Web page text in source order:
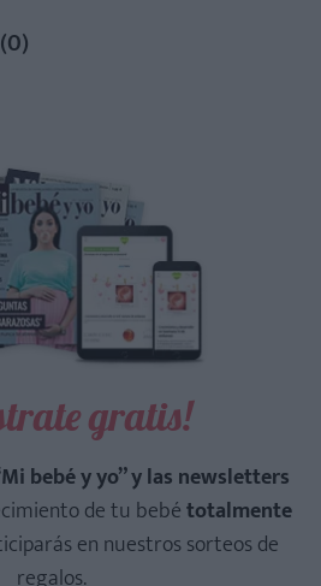
0)
gratis!
bebé y yo” y las newsletters
de tu bebétotalmente
en nuestros sorteos de